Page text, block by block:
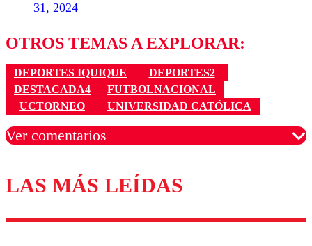
31, 2024
OTROS TEMAS A EXPLORAR:
DEPORTES IQUIQUE
DEPORTES2
DESTACADA4
FUTBOLNACIONAL
UCTORNEO
UNIVERSIDAD CATÓLICA
Ver comentarios
Los comentarios son moderados para garantizar un
diálogo respetuoso.
Nombre
LAS MÁS LEÍDAS